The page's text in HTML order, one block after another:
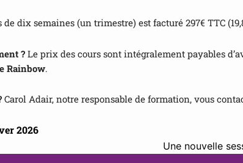
de dix semaines (un trimestre) est facturé 297€ TTC
?Le prix des cours sont intégralement payables
Rainbow.
Carol Adair, notre responsable de formation, vous
2026
Une nouvelle